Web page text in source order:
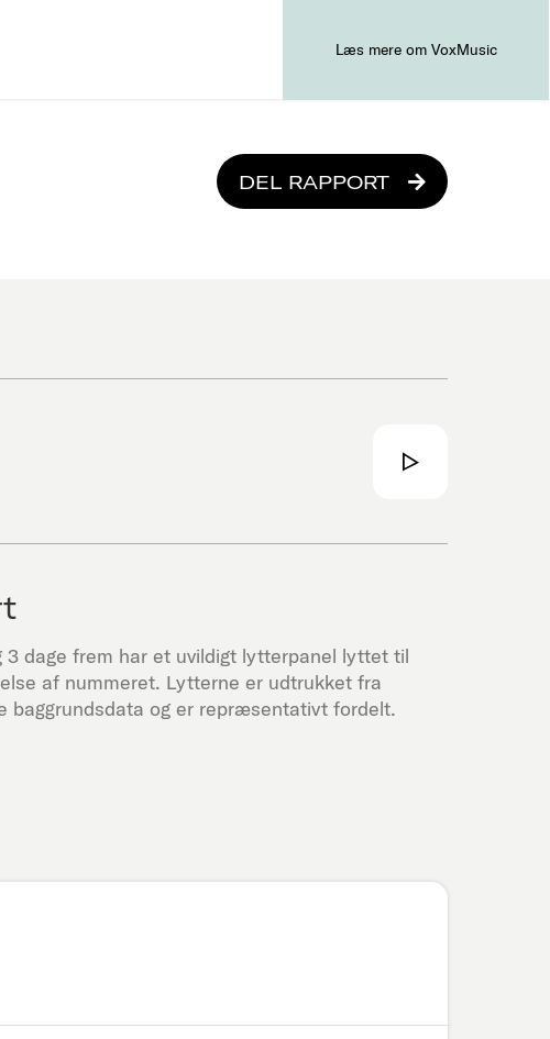
Læs mere om VoxMusic
DEL RAPPORT
3 dage frem har et uvildigt lytterpanel lyttet til
af nummeret. Lytterne er udtrukket fra
baggrundsdata og er repræsentativt fordelt.